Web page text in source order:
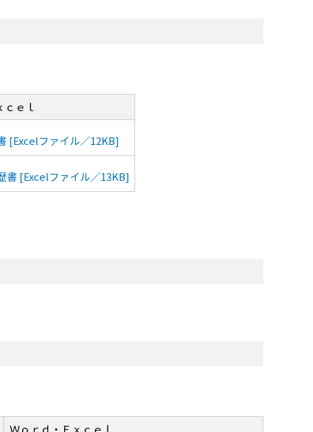
ｅｌ
[Excelファイル／12KB]
書 [Excelファイル／13KB]
Ｗｏｒｄ・Ｅｘｃｅｌ